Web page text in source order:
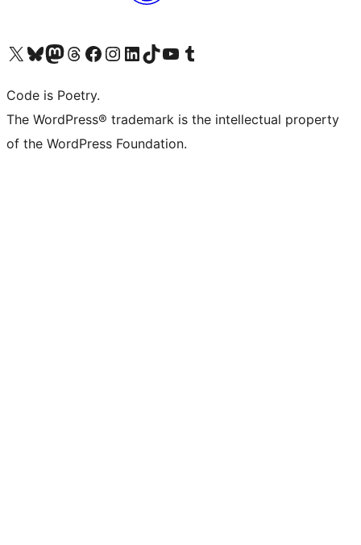
Navštivte náš účet na X (dříve Twitter)
Navštivte náš Bluesky účetNavštivte náš účet Mastodon
Navštivte náš Threads účetNavštivte naši stránku na Facebooku
Navštivte náš Instagram účetNavštivte náš LinkedIn účetNavštivte náš TikTok účetNavštivte náš YouTube kanálNavštivte náš Tumblr účet
Code is Poetry.
The WordPress® trademark is the intellectual property
of the WordPress Foundation.